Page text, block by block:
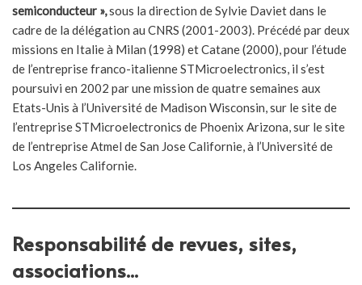
semiconducteur »,sous la direction de Sylvie Daviet dans le
cadre de la délégation au CNRS (2001-2003). Précédé par deux
missions en Italie à Milan (1998) et Catane (2000), pour l’étude
de l’entreprise franco-italienne STMicroelectronics, il s’est
poursuivi en 2002 par une mission de quatre semaines aux
Etats-Unis à l’Université de Madison Wisconsin, sur le site de
l’entreprise STMicroelectronics de Phoenix Arizona, sur le site
de l’entreprise Atmel de San Jose Californie, à l’Université de
Los Angeles Californie.
Responsabilité de revues, sites,
associations...